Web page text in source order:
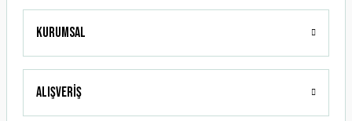
Gönder
Kurumsal
Alışveriş